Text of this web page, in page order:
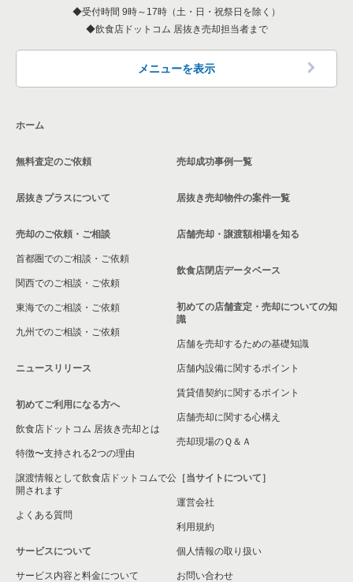
中郡の飲食店の居抜き売却物件の案件一覧
三浦郡の飲食店の居抜き売却物件の案件一覧
茅ヶ崎市の飲食店の居抜き売却物件の案件一覧
川崎市麻生区の飲食店の居抜き売却物件の案件一覧
相模原市中央区の飲食店の居抜き売却物件の案件一覧
横浜市保土ケ谷区の飲食店の居抜き売却物件の案件一覧
横浜市旭区の飲食店の居抜き売却物件の案件一覧
横浜市緑区の飲食店の居抜き売却物件の案件一覧
平塚市の飲食店の居抜き売却物件の案件一覧
横浜市港南区の飲食店の居抜き売却物件の案件一覧
横須賀市の飲食店の居抜き売却物件の案件一覧
三浦市の飲食店の居抜き売却物件の案件一覧
藤沢市の飲食店の居抜き売却物件の案件一覧
横浜市栄区の飲食店の居抜き売却物件の案件一覧
神奈川県の和食の居抜き売却物件の案件一覧
神奈川県の洋食の居抜き売却物件の案件一覧
受付時間 9時～17時（土・日・祝祭日を除く）
飲食店ドットコム 居抜き売却担当者まで
メニューを表示
ホーム
無料査定のご依頼
居抜きプラスについて
売却のご依頼・ご相談
首都圏でのご相談・ご依頼
関西でのご相談・ご依頼
東海でのご相談・ご依頼
九州でのご相談・ご依頼
ニュースリリース
初めてご利用になる方へ
飲食店ドットコム 居抜き売却とは
特徴〜支持される2つの理由
譲渡情報として飲食店ドットコムで公
開されます
よくある質問
サービスについて
サービス内容と料金について
売却成功事例一覧
居抜き売却物件の案件一覧
店舗売却・譲渡額相場を知る
飲食店閉店データベース
初めての店舗査定・売却についての知
識
店舗を売却するための基礎知識
店舗内設備に関するポイント
賃貸借契約に関するポイント
店舗売却に関する心構え
売却現場のＱ＆Ａ
［当サイトについて］
運営会社
利用規約
個人情報の取り扱い
お問い合わせ